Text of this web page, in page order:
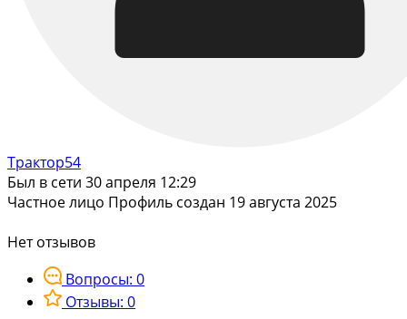
Трактор54
Был в сети 30 апреля 12:29
Частное лицо Профиль создан 19 августа 2025
Нет отзывов
Вопросы: 0
Отзывы: 0